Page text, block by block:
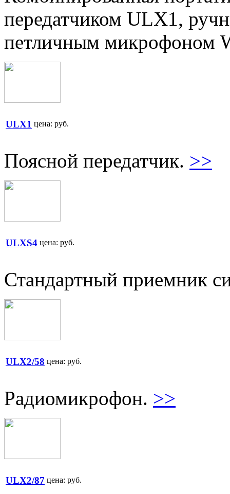
передатчиком ULX1,
петличным микрофоном
ULX1 цена: руб.
Поясной передатчик. >>
ULXS4 цена: руб.
Стандартный приемник
ULX2/58 цена: руб.
Радиомикрофон. >>
ULX2/87 цена: руб.